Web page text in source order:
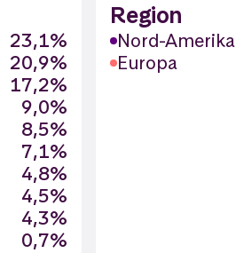
23,1%
20,9%
17,2%
9,0%
8,5%
7,1%
4,8%
4,5%
4,3%
0,7%
Region
Nord-Amerika
Europa